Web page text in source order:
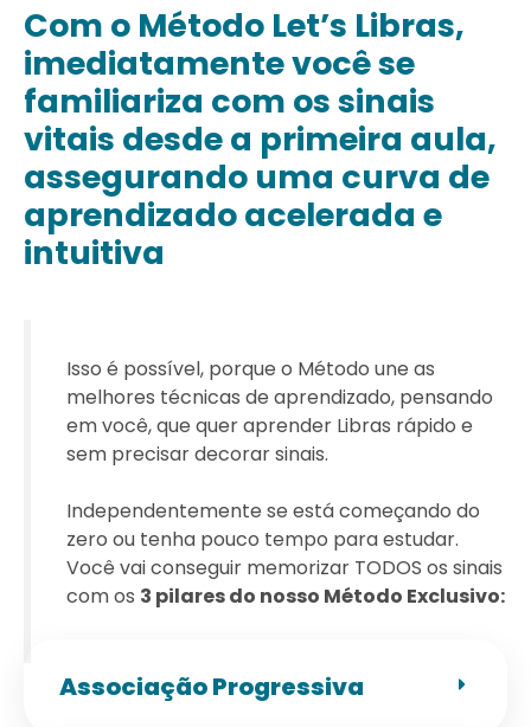
Com o Método Let’s Libras,
imediatamente você se
familiariza com os sinais
vitais desde a primeira aula,
assegurando uma curva de
aprendizado acelerada e
intuitiva
Isso é possível, porque o Método une as
melhores técnicas de aprendizado, pensando
em você, que quer aprender Libras rápido e
sem precisar decorar sinais.
Independentemente se está começando do
zero ou tenha pouco tempo para estudar.
Você vai conseguir memorizar TODOS os sinais
com os 3 pilares do nosso Método Exclusivo:
Associação Progressiva